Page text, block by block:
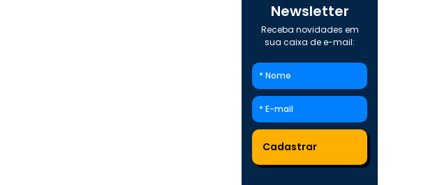
Newsletter
Receba novidades em
sua caixa de e-mail: